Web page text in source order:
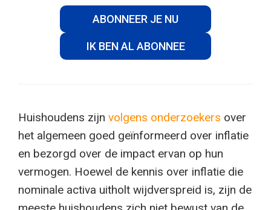
ABONNEER JE NU
IK BEN AL ABONNEE
Huishoudens zijn volgens onderzoekers over
het algemeen goed geïnformeerd over inflatie
en bezorgd over de impact ervan op hun
vermogen. Hoewel de kennis over inflatie die
nominale activa uitholt wijdverspreid is, zijn de